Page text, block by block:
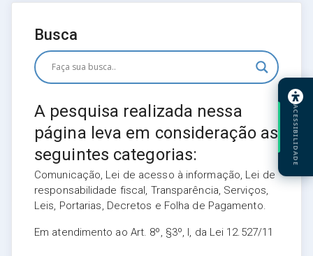
Busca
A pesquisa realizada nessa
página leva em consideração as
seguintes categorias:
Comunicação, Lei de acesso à informação, Lei de
responsabilidade fiscal, Transparência, Serviços,
Leis, Portarias, Decretos e Folha de Pagamento.
Em atendimento ao Art. 8º, §3º, I, da Lei 12.527/11
ACESSIBILIDADE